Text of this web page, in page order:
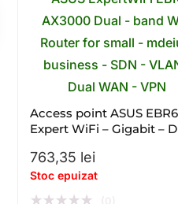
Access point ASUS
Expert WiFi – Gigabit –
763,35 lei
Stoc epuizat
★★★★★